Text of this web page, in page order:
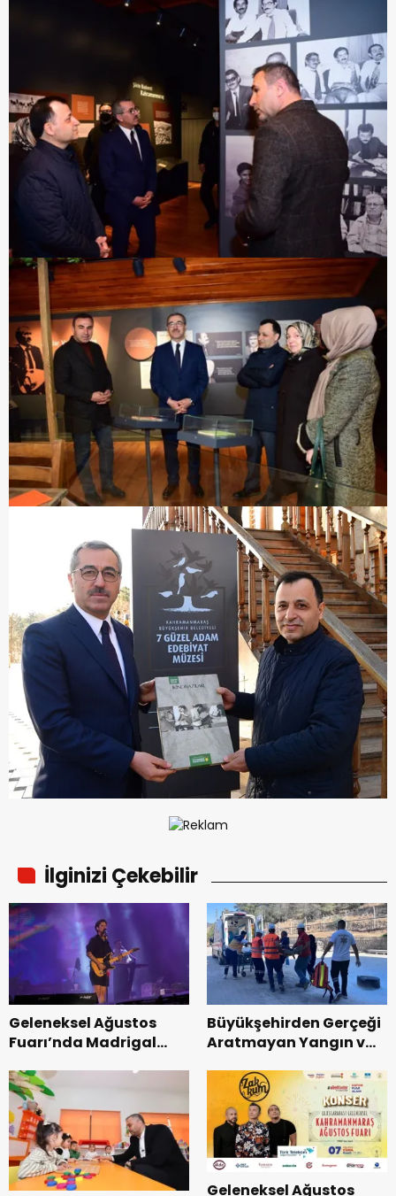
İlginizi Çekebilir
Geleneksel Ağustos
Fuarı’nda Madrigal
Büyükşehirden Gerçeği
Aratmayan Yangın ve
Geleneksel Ağustos